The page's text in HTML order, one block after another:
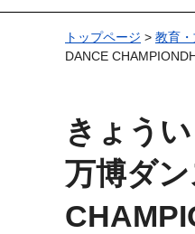
トップページ > 教育
DANCE
きょう
万博ダ